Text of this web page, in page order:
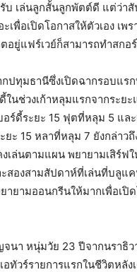
บ เล่นลูกสั้นลูกพัตต์ดี แต่ว่า
เพื่อเปิดโอกาสให้ตัวเอง เพร
อยู่แฟร์เวย์ก็สามารถทำสกอ
ปทุมธานีซึ่งเปิดฉากรอบแร
ในช่วงเก้าหลุมแรกจากระย
ร์ดี้ระยะ 15 ฟุตที่หลุม 5 แล
ยะ 15 หลาที่หลุม 7 ยังกล่าวถึ
เล่นตามแผน พยายามเสิร์ฟ
ะสองสามสัปดาห์ที่เล่นที่บลูแ
ยามออนกรีนให้มากเพื่อเปิ
นา หนุ่มวัย 23 ปีจากนราธิว
ทัวร์รายการแรกในชีวิตหลัง